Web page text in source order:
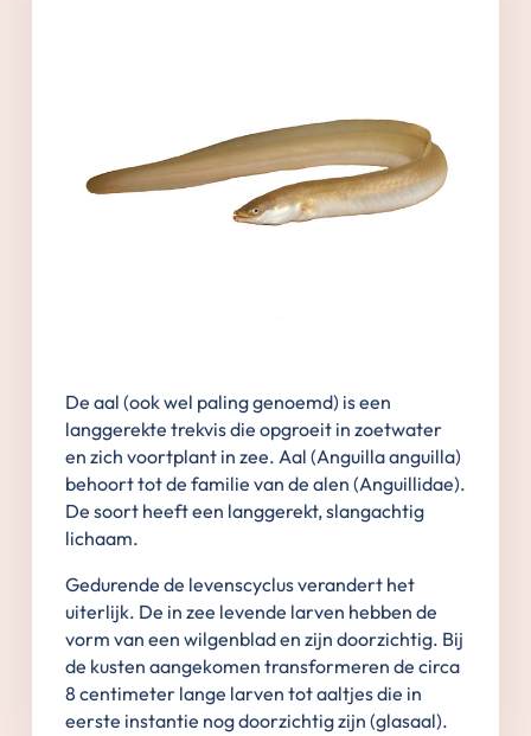
De aal (ook wel paling genoemd) is een
langgerekte trekvis die opgroeit in zoetwater
en zich voortplant in zee. Aal (Anguilla anguilla)
behoort tot de familie van de alen (Anguillidae).
De soort heeft een langgerekt, slangachtig
lichaam.
Gedurende de levenscyclus verandert het
uiterlijk. De in zee levende larven hebben de
vorm van een wilgenblad en zijn doorzichtig. Bij
de kusten aangekomen transformeren de circa
8 centimeter lange larven tot aaltjes die in
eerste instantie nog doorzichtig zijn (glasaal).